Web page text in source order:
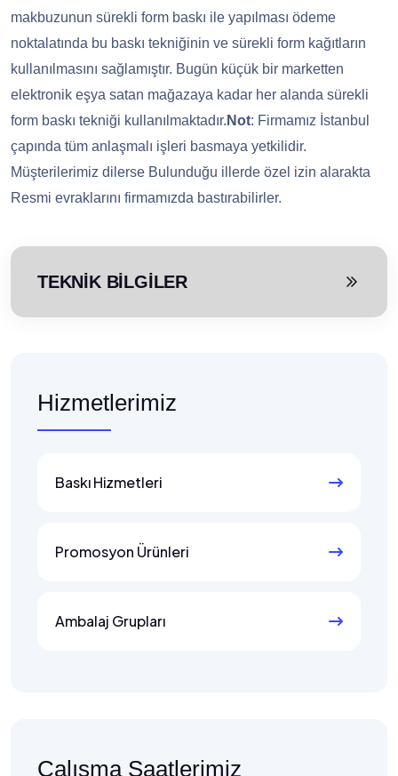
Hizmetlerimiz
Baskı Hizmetleri
Promosyon Ürünleri
Ambalaj Grupları
Çalışma Saatlerimiz
makbuzunun sürekli form baskı ile yapılması ödeme
noktalatında bu baskı tekniğinin ve sürekli form kağıtların
kullanılmasını sağlamıştır. Bugün küçük bir marketten
elektronik eşya satan mağazaya kadar her alanda sürekli
form baskı tekniği kullanılmaktadır. Not: Firmamız İstanbul
çapında tüm anlaşmalı işleri basmaya yetkilidir.
Müşterilerimiz dilerse Bulunduğu illerde özel izin alarakta
Resmi evraklarını firmamızda bastırabilirler.
TEKNİK BİLGİLER